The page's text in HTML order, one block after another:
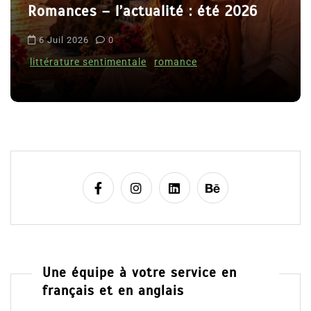
t
i
c
e
Romances – l’actualité : été 2026
6 Juil 2026 0
littérature sentimentale romance
Une équipe à votre service en
français et en anglais